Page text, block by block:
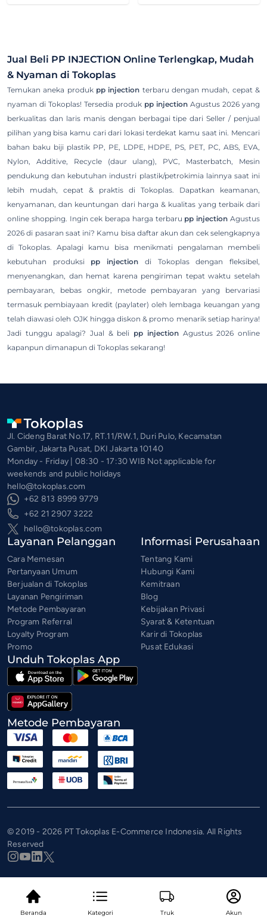
Beranda Kategori Truk Akun
Jual Beli PP INJECTION Online Terlengkap, Mudah
& Nyaman di Tokoplas
Temukan aneka produk pp injection terbaru dengan mudah, cepat &
nyaman di Tokoplas! Tersedia produk pp injection Agustus 2026 yang
berkualitas dan laris manis dengan berbagai tipe dari Seller / penjual
pilihan yang bisa kamu cari dari lokasi terdekat kamu saat ini. Mencari
bahan baku biji plastik PP, PE, LDPE, HDPE, PS, PET, PC, ABS, EVA,
Nylon, Additive, Recycle (daur ulang), PVC, Masterbatch, Mesin
pendukung dan kebutuhan industri plastik/petrokimia lainnya saat ini
lebih mudah, cepat & praktis di Tokoplas. Dapatkan keamanan,
kenyamanan, dan keuntungan dari harga & kualitas yang terbaik dari
online shopping. Ingin cek berapa harga terbaru pp injection Agustus
2026 di pasaran saat ini? Kamu bisa daftar akun dan cek selengkapnya
di Tokoplas. Apalagi kamu bisa menikmati pengalaman membeli
kebutuhan produksi pp injection di Tokoplas dengan fleksibel,
menyenangkan, dan hemat karena pengiriman tepat waktu setelah
pembayaran, bebas ongkir, metode pembayaran yang bervariasi
termasuk pembiayaan kredit (paylater) oleh lembaga keuangan yang
telah diawasi oleh OJK hingga diskon & promo menarik setiap harinya!
Jadi tunggu apalagi? Jual & beli pp injectionAgustus 2026 online
kapanpun dimanapun di Tokoplas sekarang!
Jl. Cideng Barat No.17, RT.11/RW.1, Duri Pulo, Kecamatan
Gambir, Jakarta Pusat, DKI Jakarta 10140
Monday - Friday | 08:30 - 17:30 WIB Not applicable for
weekends and public holidays
hello@tokoplas.com
+62 813 8999 9779
+62 21 2907 3222
hello@tokoplas.com
Layanan Pelanggan
Cara Memesan
Pertanyaan Umum
Berjualan di Tokoplas
Layanan Pengiriman
Metode Pembayaran
Program Referral
Loyalty Program
Promo
Informasi Perusahaan
Tentang Kami
Hubungi Kami
Kemitraan
Blog
Kebijakan Privasi
Syarat & Ketentuan
Karir di Tokoplas
Pusat Edukasi
Unduh Tokoplas App
Metode Pembayaran
© 2019 - 2026 PT Tokoplas E-Commerce Indonesia. All Rights
Reserved